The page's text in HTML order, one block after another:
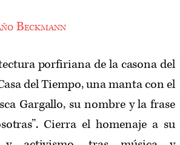
Beckmann
porfiriana de la casona del
del Tiempo, una manta con el
Gargallo, su nombre y la frase
Cierra el homenaje a su